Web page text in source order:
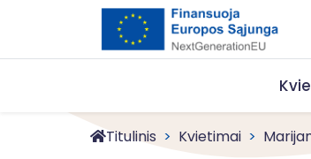
Titulinis Kvietimai